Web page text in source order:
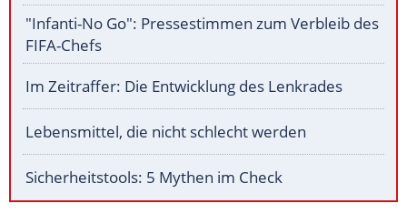
"Infanti-No Go": Pressestimmen zum Verbleib des
FIFA-Chefs
Im Zeitraffer: Die Entwicklung des Lenkrades
Lebensmittel, die nicht schlecht werden
Sicherheitstools: 5 Mythen im Check